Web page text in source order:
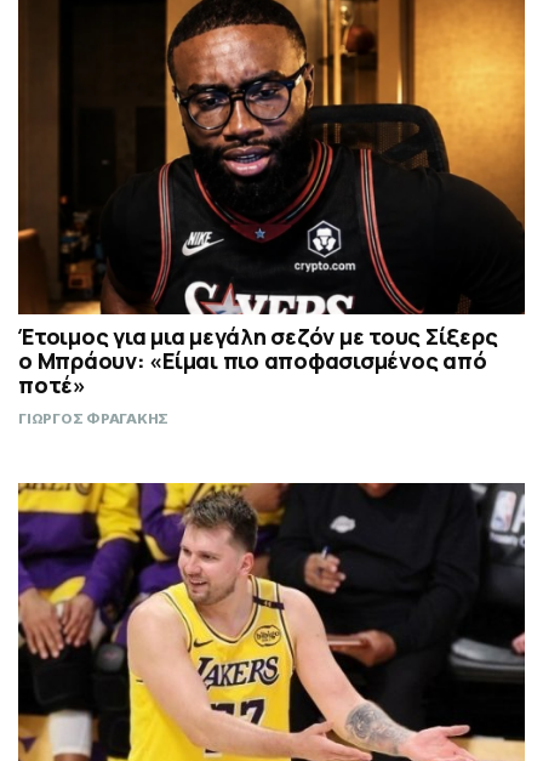
Έτοιμος για μια μεγάλη σεζόν με τους Σίξερς
ο Μπράουν: «Είμαι πιο αποφασισμένος από
ποτέ»
ΓΙΩΡΓΟΣ ΦΡΑΓΑΚΗΣ